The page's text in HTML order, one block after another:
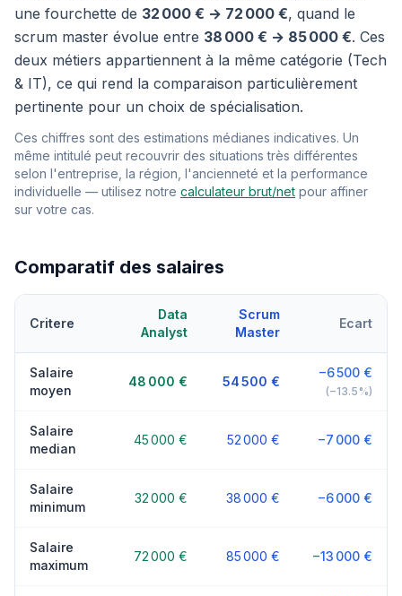
une fourchette de 32 000 € → 72 000 €, quand le
scrum master évolue entre 38 000 € → 85 000 €. Ces
deux métiers appartiennent à la même catégorie (Tech
& IT), ce qui rend la comparaison particulièrement
pertinente pour un choix de spécialisation.
Ces chiffres sont des estimations médianes indicatives. Un
même intitulé peut recouvrir des situations très différentes
selon l'entreprise, la région, l'ancienneté et la performance
individuelle — utilisez notre calculateur brut/net pour affiner
sur votre cas.
Comparatif des salaires
Critere
Data
Analyst
Scrum
Master
Ecart
Salaire
moyen
48 000 € 54 500 €
−6 500 €
(−13.5%)
Salaire
median
45 000 € 52 000 € −7 000 €
Salaire
minimum
32 000 € 38 000 € −6 000 €
Salaire
maximum
72 000 € 85 000 € −13 000 €